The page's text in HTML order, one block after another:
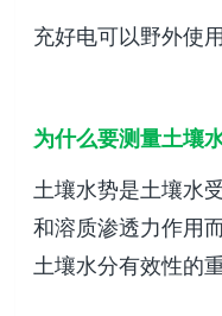
充好电可以野外使
为什么要测量土壤
土壤水势是土壤水
和溶质渗透力作用
土壤水分有效性的